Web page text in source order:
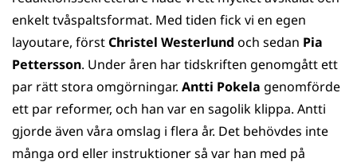
enkelt tvåspaltsformat. Med tiden fick vi en egen
layoutare, förstChristel Westerlund och sedan Pia
Pettersson. Under åren har tidskriften genomgått ett
par rätt stora omgörningar. Antti Pokela genomförde
ett par reformer, och han var en sagolik klippa. Antti
gjorde även våra omslag i flera år. Det behövdes inte
många ord eller instruktioner så var han med på